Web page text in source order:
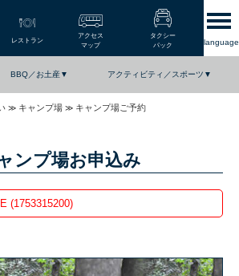
レストラン
アクセス
マップ
タクシー
パック
language
BBQ／お土産▼
森のやさい屋さん
アクティビティ／スポーツ▼
お子さまの遊具
≫ キャンプ場 ≫ キャンプ場ご予約
ンプ場お申込み
(1753315200)